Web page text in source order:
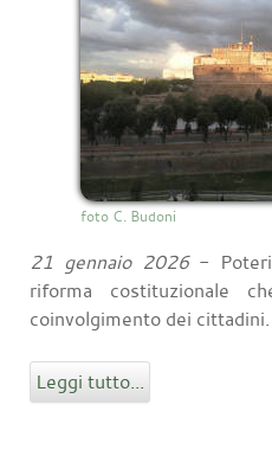
foto C. Budoni
21 gennaio 2026- Poteri
riforma costituzionale
coinvolgimento dei cittadini.
Leggi tutto...